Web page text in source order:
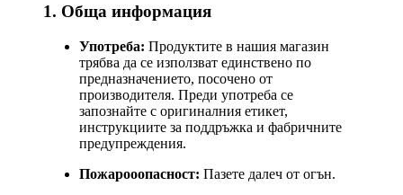
1. Обща информация
Употреба: Продуктите в нашия магазин
трябва да се използват единствено по
предназначението, посочено от
производителя. Преди употреба се
запознайте с оригиналния етикет,
инструкциите за поддръжка и фабричните
предупреждения.
Пожарооопасност: Пазете далеч от огън.